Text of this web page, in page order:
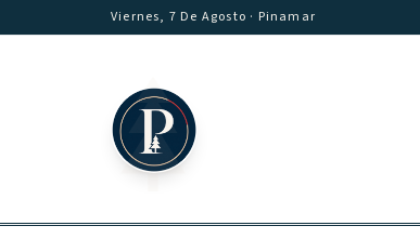
Saltar al contenidoViernes, 7 De Agosto · Pinamar